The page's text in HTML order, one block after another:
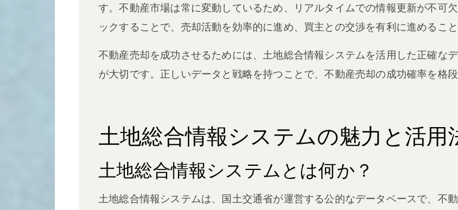
す。不動産市場は常に変動しているため、リアルタイムでの情報更新が不可
ックすることで、売却活動を効率的に進め、買主との交渉を有利に進めること
不動産売却を成功させるためには、土地総合情報システムを活用した正確な
が大切です。正しいデータと戦略を持つことで、不動産売却の成功確率を格
土地総合情報システムの魅力と活用
土地総合情報システムとは何か？
土地総合情報システムは、国土交通省が運営する公的なデータベースで、不